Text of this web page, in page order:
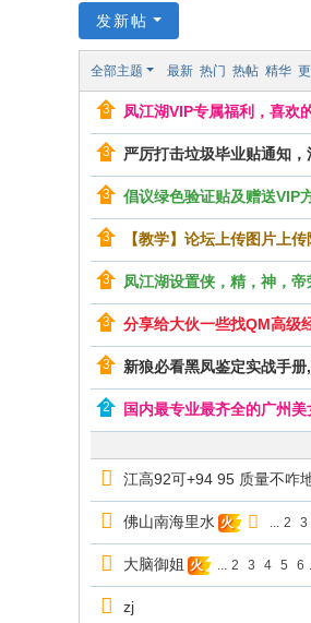
发新帖
全部主题 最新 热门 热帖 精华
凤江湖VIP专属福利，喜欢
严厉打击垃圾毕业贴通知
倡议绿色验证贴及赠送VIP
【教学】论坛上传图片上
凤江湖设置侠，精，神，
分享给大伙一些找QM高级
新狼必看黑凤鉴定实战手
国内最专业最齐全的广州
江高92可+94 95 质量不咋
佛山南海里水 火 ... 2 3
大脑御姐 火 ... 2 3 4 5 6
zj